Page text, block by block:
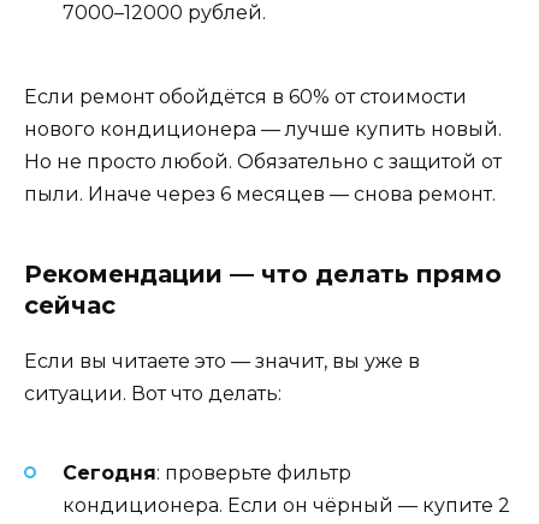
7000–12000 рублей.
Если ремонт обойдётся в 60% от стоимости
нового кондиционера — лучше купить новый.
Но не просто любой. Обязательно с защитой от
пыли. Иначе через 6 месяцев — снова ремонт.
Рекомендации — что делать прямо
сейчас
Если вы читаете это — значит, вы уже в
ситуации. Вот что делать:
Сегодня: проверьте фильтр
кондиционера. Если он чёрный — купите 2